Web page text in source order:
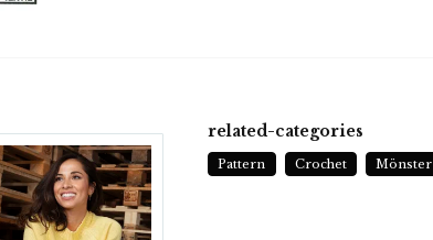
related-categories
Pattern Crochet Mönster